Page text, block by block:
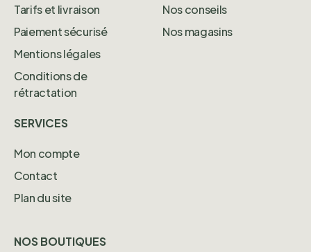
Tarifs et livraison
Paiement sécurisé
Mentions légales
Conditions de
rétractation
Nos conseils
Nos magasins
SERVICES
Mon compte
Contact
Plan du site
NOS BOUTIQUES